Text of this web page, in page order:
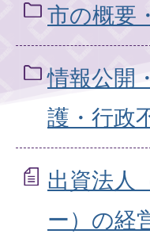
市の概要
情報公開
護・行政
出資法人
ー）の経